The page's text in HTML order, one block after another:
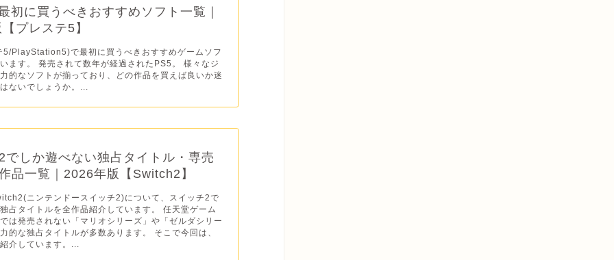
初に買うべきおすすめソフト一覧｜
プレステ5】
5/PlayStation5)で最初に買うべきおすすめゲームソフ
ます。 発売されて数年が経過されたPS5。 様々なジ
的なソフトが揃っており、どの作品を買えば良いか迷
ないでしょうか。...
でしか遊べない独占タイトル・専売
品一覧｜2026年版【Switch2】
ニンテンドースイッチ2)について、スイッチ2で
占タイトルを全作品紹介しています。 任天堂ゲーム
は発売されない「マリオシリーズ」や「ゼルダシリー
的な独占タイトルが多数あります。 そこで今回は、
介しています。...